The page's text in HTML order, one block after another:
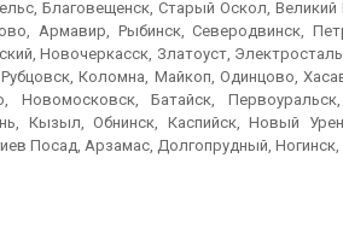
Благовещенск, Старый Оскол,
Армавир, Рыбинск, Северодвинск,
Новочеркасск, Златоуст,
Коломна, Майкоп, Одинцово,
Новомосковск, Батайск,
Кызыл, Обнинск, Каспийск, Новый
Посад, Арзамас, Долгопрудный, Ногинск,